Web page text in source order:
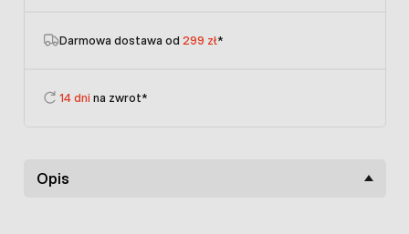
Darmowa dostawa od 299 zł*
14 dni na zwrot*
Opis